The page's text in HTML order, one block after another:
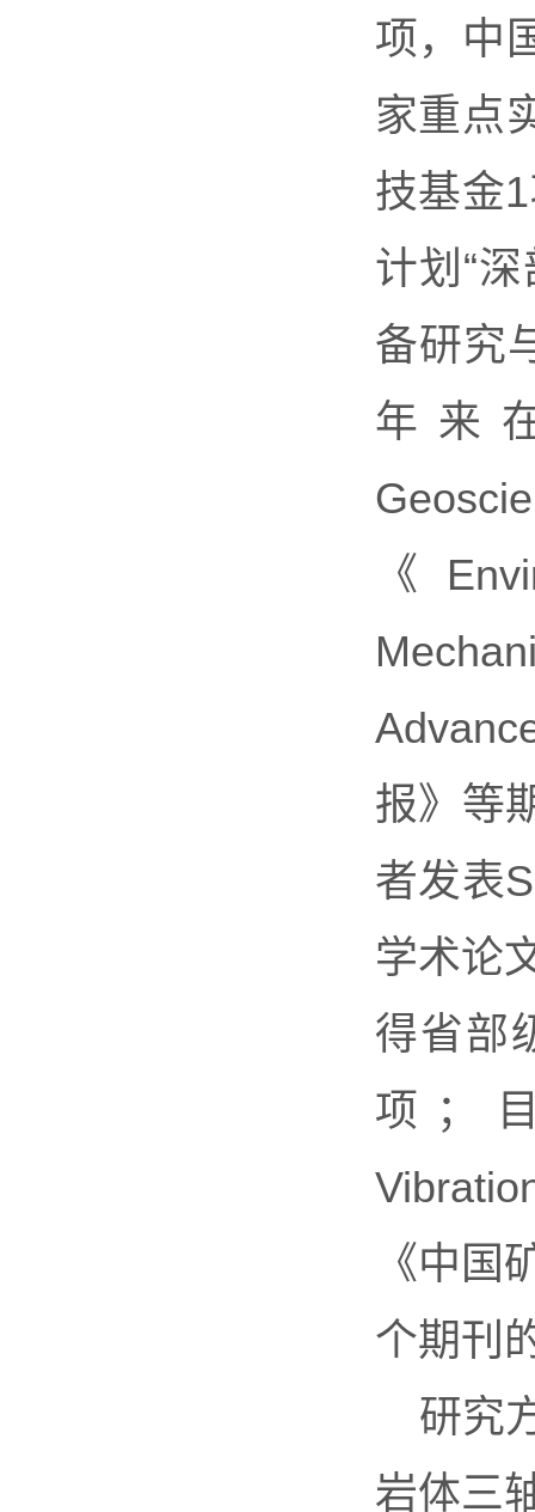
项，中
家重点
技基金
计划“
备研究
年来
《
报》等
者发表
学术论
得省部
项；
《中
个期刊
研究
岩体三